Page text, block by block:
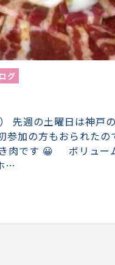
グ
先週の土曜日は神戸
加の方もおられたの
肉です 😀 ボリュー
…